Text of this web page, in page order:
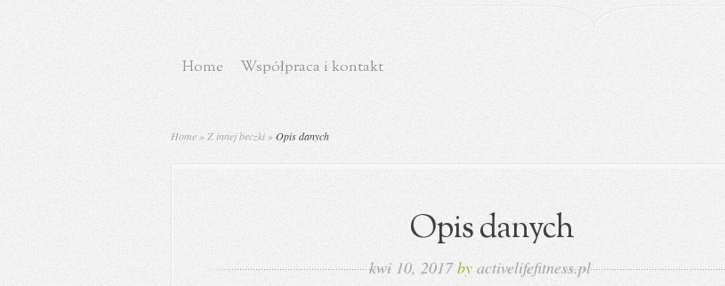
Home Współpraca i kontakt
Home » Z innej beczki »Opis danych
Opis danych
kwi 10, 2017by activelifefitness.pl